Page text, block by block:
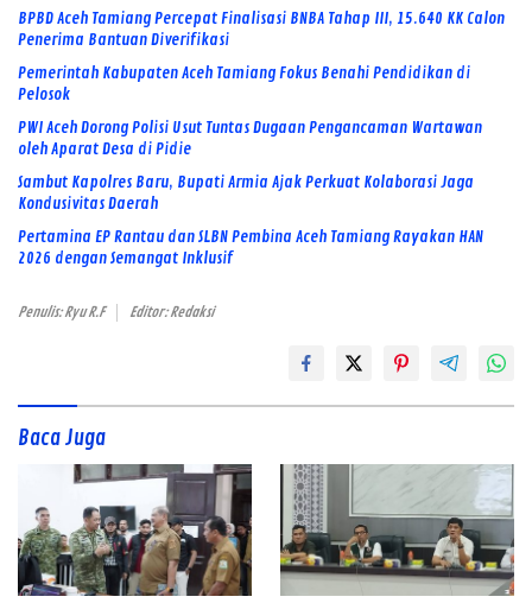
BPBD Aceh Tamiang Percepat Finalisasi BNBA Tahap III, 15.640 KK Calon
Penerima Bantuan Diverifikasi
Pemerintah Kabupaten Aceh Tamiang Fokus Benahi Pendidikan di
Pelosok
PWI Aceh Dorong Polisi Usut Tuntas Dugaan Pengancaman Wartawan
oleh Aparat Desa di Pidie
Sambut Kapolres Baru, Bupati Armia Ajak Perkuat Kolaborasi Jaga
Kondusivitas Daerah
Pertamina EP Rantau dan SLBN Pembina Aceh Tamiang Rayakan HAN
2026 dengan Semangat Inklusif
Penulis: Ryu R.F Editor: Redaksi
Baca Juga